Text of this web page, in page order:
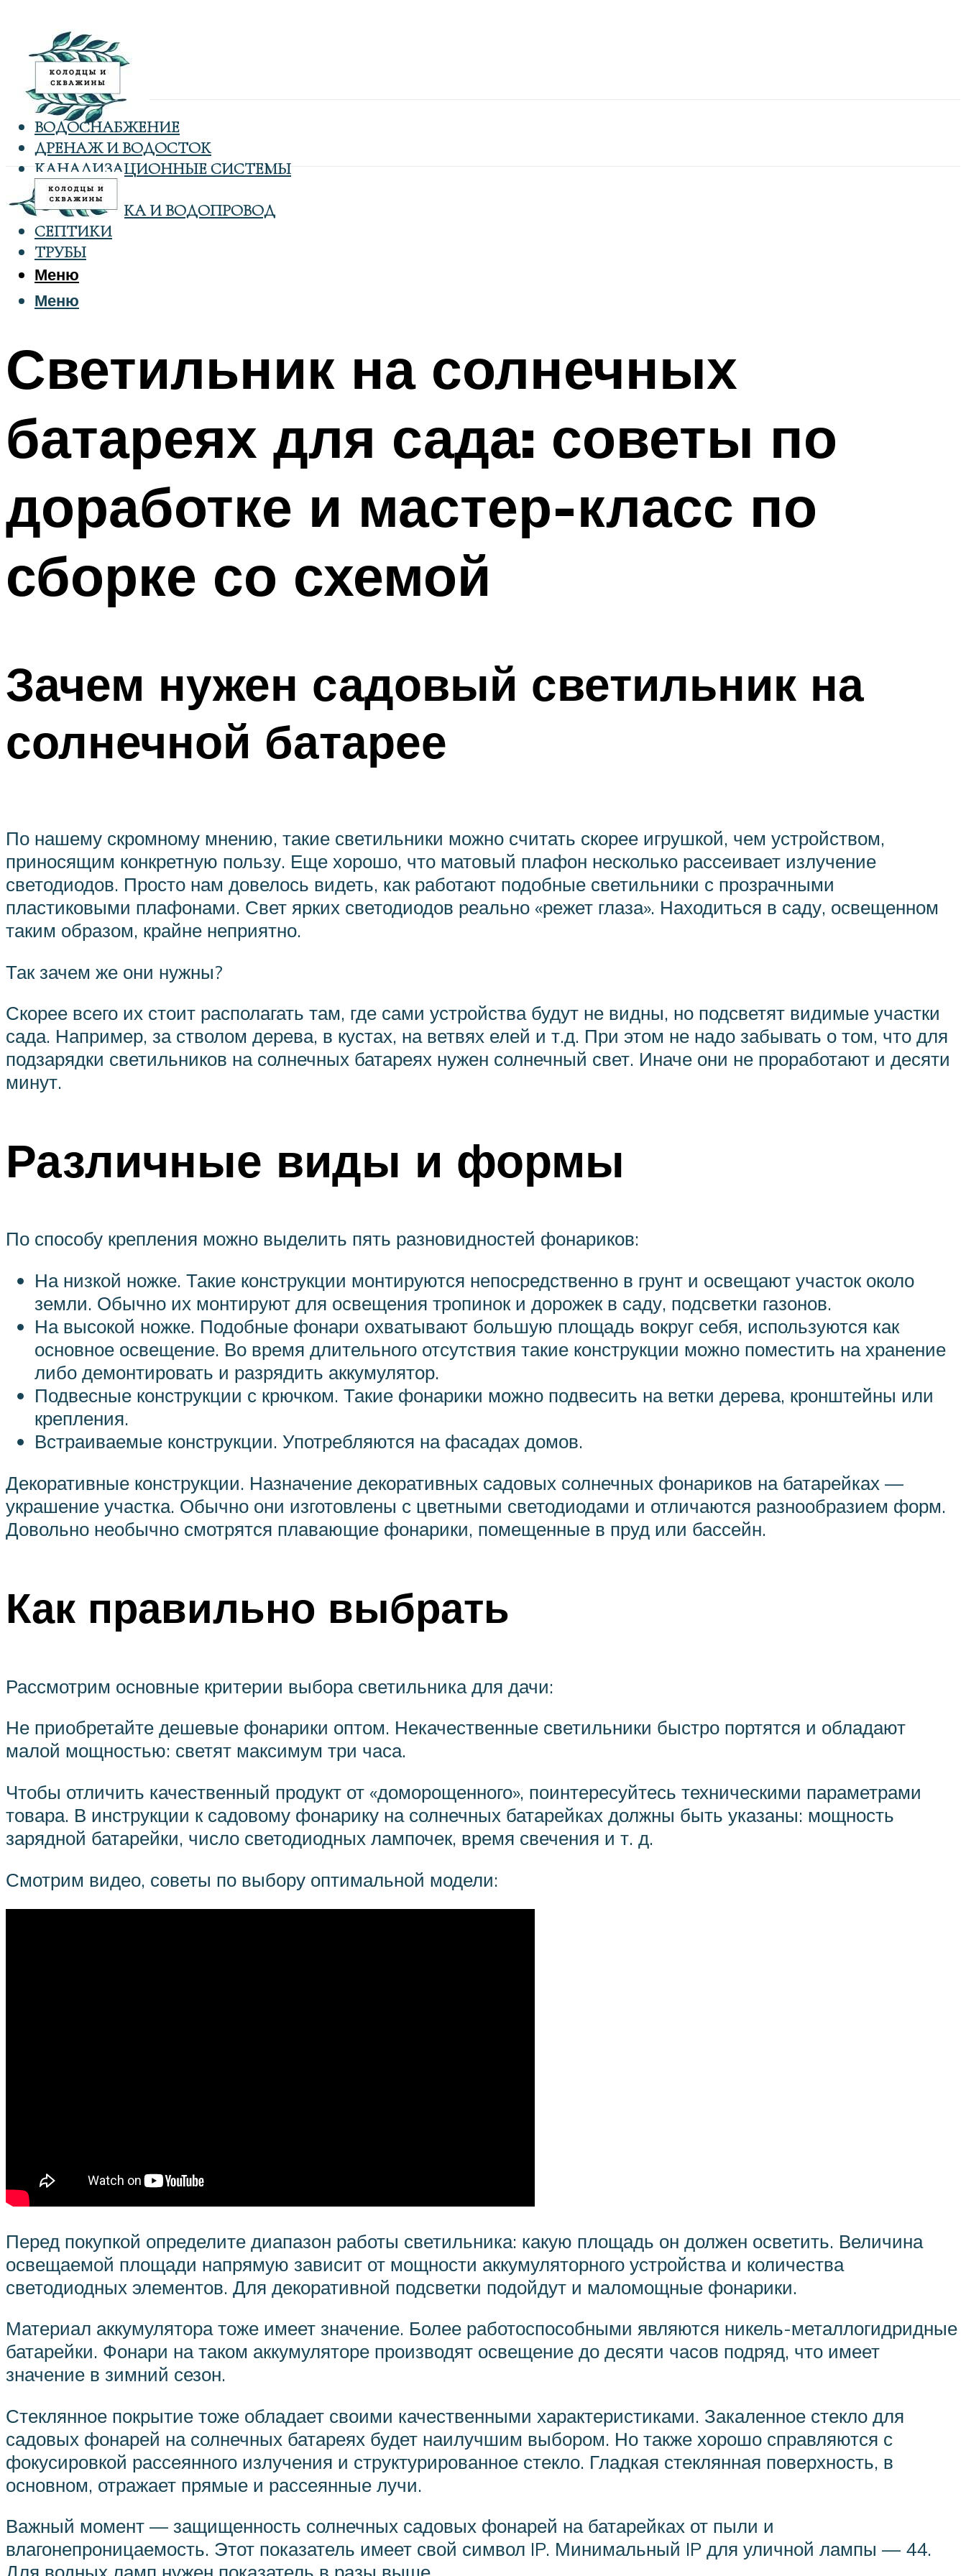
ВОДОСНАБЖЕНИЕ
ДРЕНАЖ И ВОДОСТОК
КАНАЛИЗАЦИОННЫЕ СИСТЕМЫ
КОЛОДЦЫ
САНТЕХНИКА И ВОДОПРОВОД
СЕПТИКИ
ТРУБЫ
Меню
Меню
Светильник на солнечных
батареях для сада: советы по
доработке и мастер-класс по
сборке со схемой
Зачем нужен садовый светильник на
солнечной батарее
По нашему скромному мнению, такие светильники можно считать скорее игрушкой, чем устройством,
приносящим конкретную пользу. Еще хорошо, что матовый плафон несколько рассеивает излучение
светодиодов. Просто нам довелось видеть, как работают подобные светильники с прозрачными
пластиковыми плафонами. Свет ярких светодиодов реально «режет глаза». Находиться в саду, освещенном
таким образом, крайне неприятно.
Так зачем же они нужны?
Скорее всего их стоит располагать там, где сами устройства будут не видны, но подсветят видимые участки
сада. Например, за стволом дерева, в кустах, на ветвях елей и т.д. При этом не надо забывать о том, что для
подзарядки светильников на солнечных батареях нужен солнечный свет. Иначе они не проработают и десяти
минут.
Различные виды и формы
По способу крепления можно выделить пять разновидностей фонариков:
На низкой ножке. Такие конструкции монтируются непосредственно в грунт и освещают участок около
земли. Обычно их монтируют для освещения тропинок и дорожек в саду, подсветки газонов.
На высокой ножке. Подобные фонари охватывают большую площадь вокруг себя, используются как
основное освещение. Во время длительного отсутствия такие конструкции можно поместить на хранение
либо демонтировать и разрядить аккумулятор.
Подвесные конструкции с крючком. Такие фонарики можно подвесить на ветки дерева, кронштейны или
крепления.
Встраиваемые конструкции. Употребляются на фасадах домов.
Декоративные конструкции. Назначение декоративных садовых солнечных фонариков на батарейках —
украшение участка. Обычно они изготовлены с цветными светодиодами и отличаются разнообразием форм.
Довольно необычно смотрятся плавающие фонарики, помещенные в пруд или бассейн.
Как правильно выбрать
Рассмотрим основные критерии выбора светильника для дачи:
Не приобретайте дешевые фонарики оптом. Некачественные светильники быстро портятся и обладают
малой мощностью: светят максимум три часа.
Чтобы отличить качественный продукт от «доморощенного», поинтересуйтесь техническими параметрами
товара. В инструкции к садовому фонарику на солнечных батарейках должны быть указаны: мощность
зарядной батарейки, число светодиодных лампочек, время свечения и т. д.
Смотрим видео, советы по выбору оптимальной модели:
Перед покупкой определите диапазон работы светильника: какую площадь он должен осветить. Величина
освещаемой площади напрямую зависит от мощности аккумуляторного устройства и количества
светодиодных элементов. Для декоративной подсветки подойдут и маломощные фонарики.
Материал аккумулятора тоже имеет значение. Более работоспособными являются никель-металлогидридные
батарейки. Фонари на таком аккумуляторе производят освещение до десяти часов подряд, что имеет
значение в зимний сезон.
Стеклянное покрытие тоже обладает своими качественными характеристиками. Закаленное стекло для
садовых фонарей на солнечных батареях будет наилучшим выбором. Но также хорошо справляются с
фокусировкой рассеянного излучения и структурированное стекло. Гладкая стеклянная поверхность, в
основном, отражает прямые и рассеянные лучи.
Важный момент — защищенность солнечных садовых фонарей на батарейках от пыли и
влагонепроницаемость. Этот показатель имеет свой символ IP. Минимальный IP для уличной лампы — 44.